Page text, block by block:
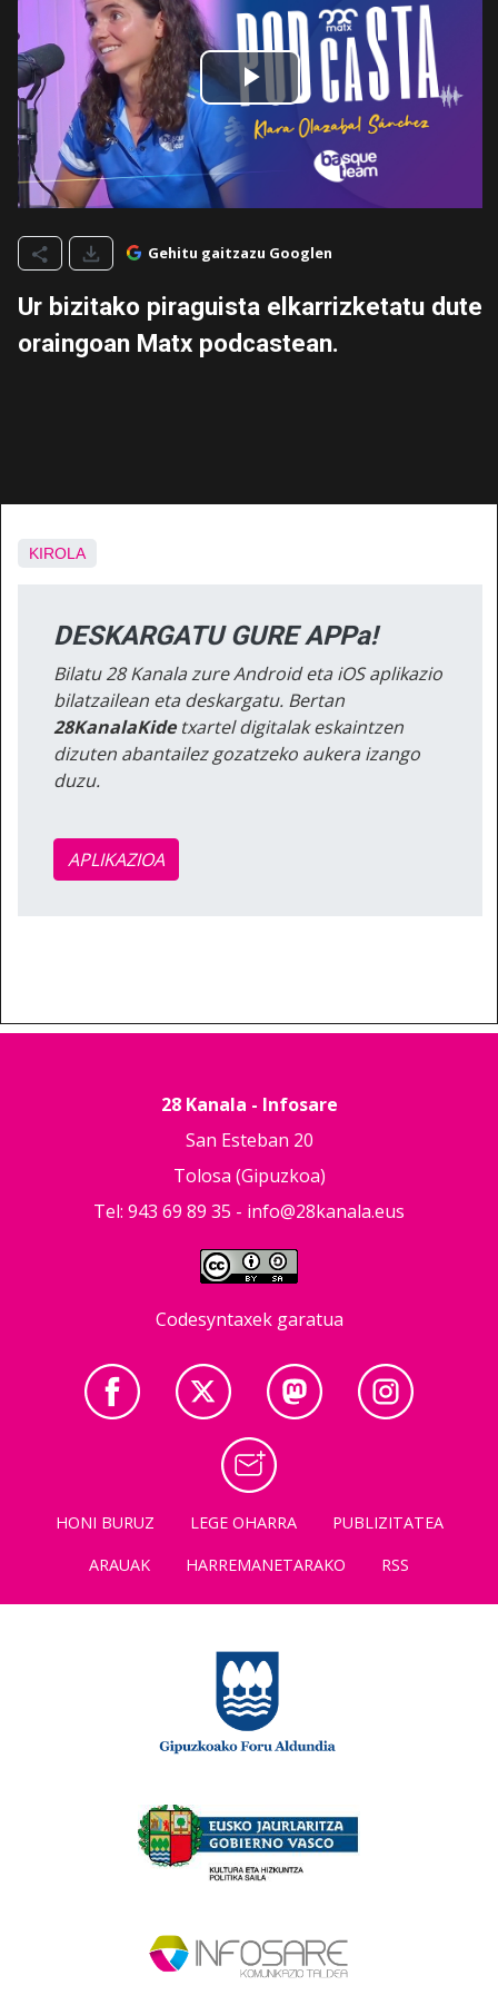
Gehitu gaitzazu Googlen
Ur bizitako piraguista elkarrizketatu dute
oraingoan Matx podcastean.
KIROLA
DESKARGATU GURE APPa!
Bilatu 28 Kanala zure Android eta iOS aplikazio
bilatzailean eta deskargatu. Bertan
28KanalaKidetxartel digitalak eskaintzen
dizuten abantailez gozatzeko aukera izango
duzu.
APLIKAZIOA
28 Kanala - Infosare
San Esteban 20
Tolosa (Gipuzkoa)
Tel: 943 69 89 35 - info@28kanala.eus
Codesyntaxek garatua
HONI BURUZ LEGE OHARRA
PUBLIZITATEA
ARAUAK
HARREMANETARAKO RSS